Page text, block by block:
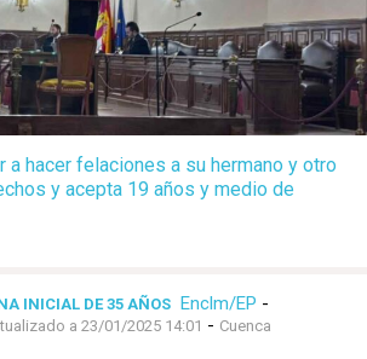
a hacer felaciones a su hermano y otro
y acepta 19 años y medio de
INICIAL DE 35 AÑOS Enclm/EP -
a 23/01/2025 14:01 - Cuenca